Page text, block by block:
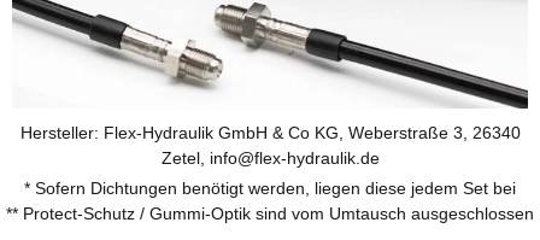
Hersteller: Flex-Hydraulik GmbH & Co KG, Weberstraße 3, 26340
Zetel, info@flex-hydraulik.de
* Sofern Dichtungen benötigt werden, liegen diese jedem Set bei
** Protect-Schutz / Gummi-Optik sind vom Umtausch ausgeschlossen